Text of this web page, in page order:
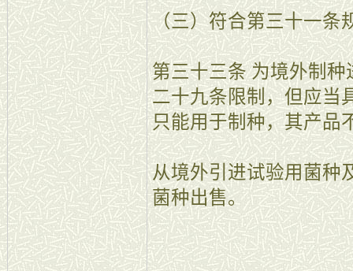
（三）符合第三十一条
第三十三条 为境外制
二十九条限制，但应当
只能用于制种，其产品
从境外引进试验用菌种
菌种出售。